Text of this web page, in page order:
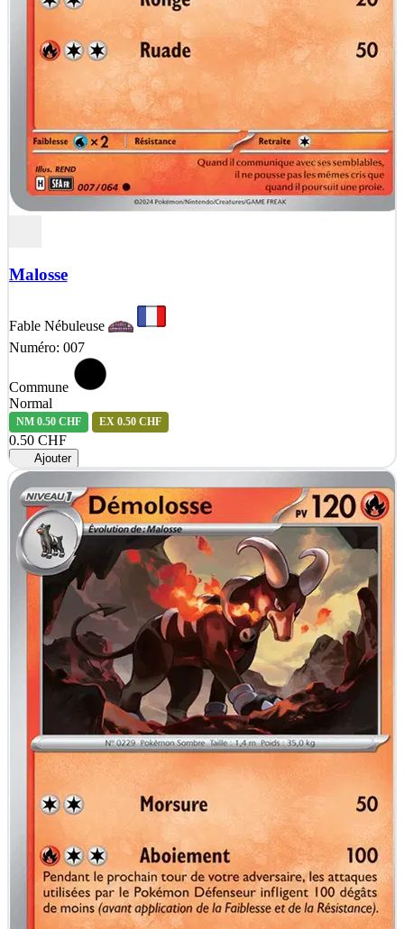
Malosse
Fable Nébuleuse
Numéro: 007
Commune
Normal
NM 0.50 CHF EX 0.50 CHF
0.50 CHF
Ajouter